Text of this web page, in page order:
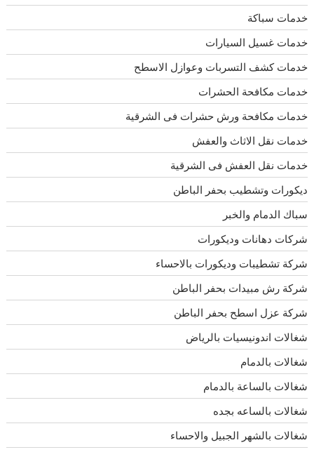
خدمات سباكة
خدمات غسيل السيارات
خدمات كشف التسربات وعوازل الاسطح
خدمات مكافحة الحشرات
خدمات مكافحة ورش حشرات فى الشرقية
خدمات نقل الاثاث والعفش
خدمات نقل العفش فى الشرقية
ديكورات وتشطيب بحفر الباطن
سباك الدمام والخبر
شركات دهانات وديكورات
شركة تشطيبات وديكورات بالاحساء
شركة رش مبيدات بحفر الباطن
شركة عزل اسطح بحفر الباطن
شغالات اندونيسيات بالرياض
شغالات بالدمام
شغالات بالساعة بالدمام
شغالات بالساعه بجده
شغالات بالشهر الجبيل والاحساء